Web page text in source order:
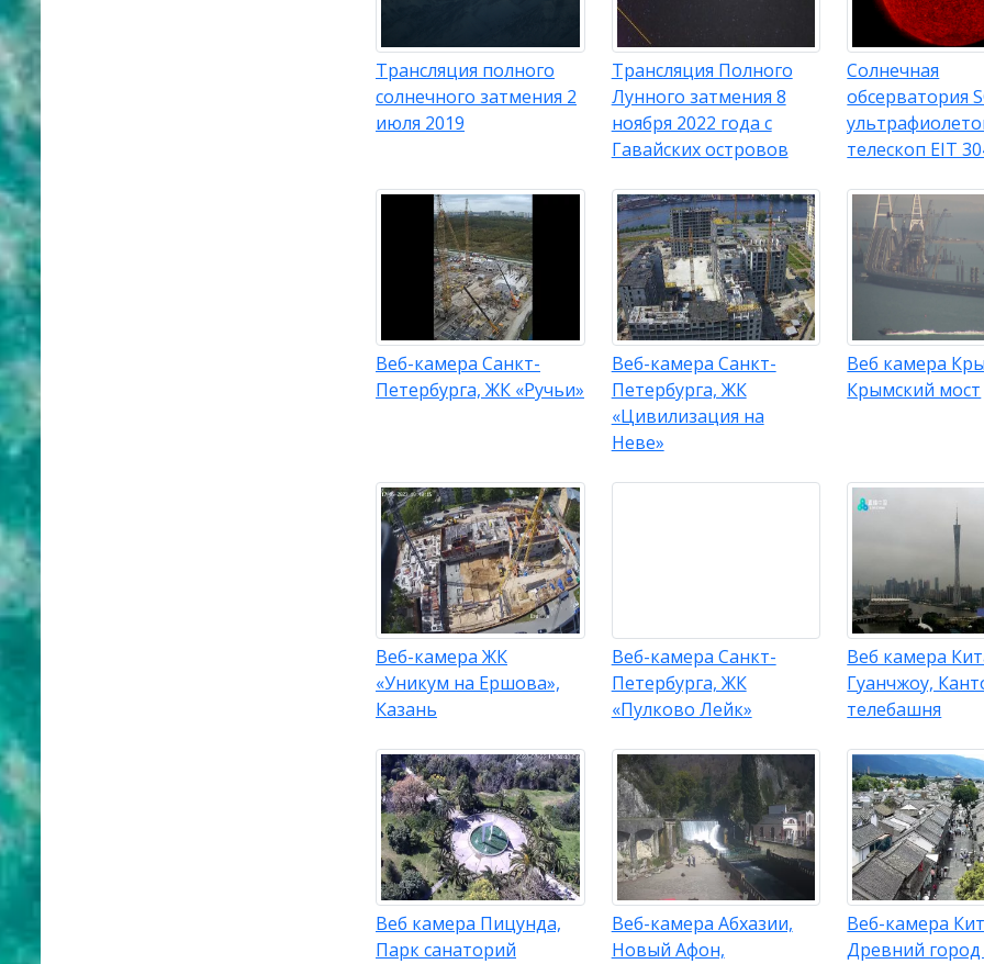
Трансляция полного
солнечного затмения 2
июля 2019
Трансляция Полного
Лунного затмения 8
ноября 2022 года с
Гавайских островов
Солнечная
обсерватория
телескоп EIT
Веб-камера Санкт-
Петербурга, ЖК «Ручьи»
Веб-камера Санкт-
Петербурга, ЖК
«Цивилизация на
Неве»
Веб камера
Крымский мост
Веб-камера ЖК
«Уникум на Ершова»,
Казань
Веб-камера Санкт-
Петербурга, ЖК
«Пулково Лейк»
Веб камера
Гуанчжоу,
телебашня
Веб камера Пицунда,
Парк санаторий
Веб-камера Абхазии,
Новый Афон,
Веб-камера
Древний